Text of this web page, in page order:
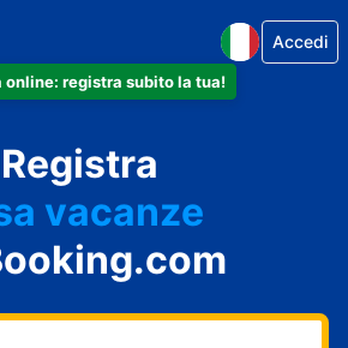
registra subito la tua!
Accedi
Registra
il tuo hotel
vacanze
guest house
tuo B&B